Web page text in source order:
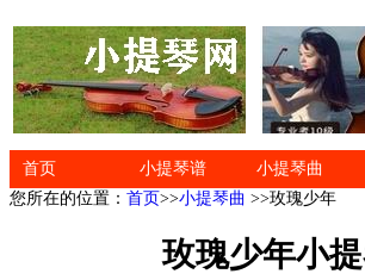
首页 小提琴谱 小提琴曲
您所在的位置： 首页>>小提琴曲 >>玫瑰少年
玫瑰少年小